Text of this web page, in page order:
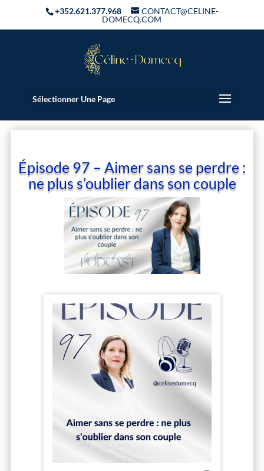
+352.621.377.968
CONTACT@CELINE-
DOMECQ.COM
Sélectionner Une Page
Épisode 97 – Aimer sans se perdre :
ne plus s’oublier dans son couple